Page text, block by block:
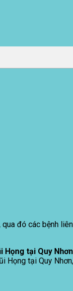
đó các bệnh
Họng tại Quy Nhơn
Họng tại Quy